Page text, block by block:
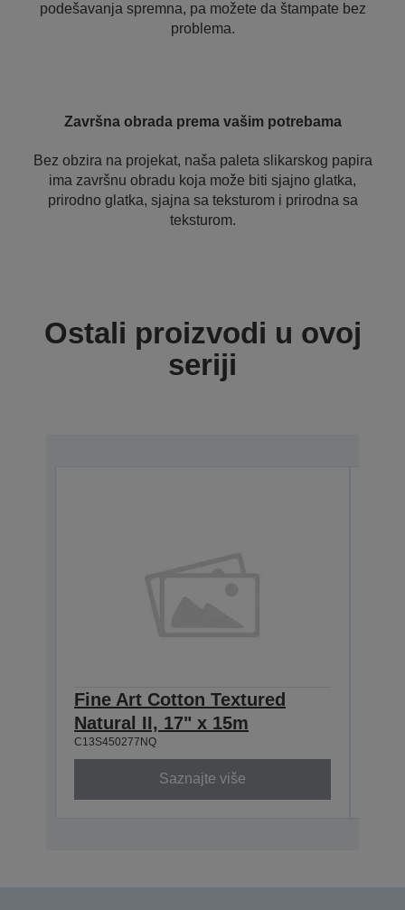
podešavanja spremna, pa možete da štampate bez
problema.
Završna obrada prema vašim potrebama
Bez obzira na projekat, naša paleta slikarskog papira
ima završnu obradu koja može biti sjajno glatka,
prirodno glatka, sjajna sa teksturom i prirodna sa
teksturom.
Ostali proizvodi u ovoj
seriji
Fine Art Cotton Textured
Natural II, 17" x 15m
C13S450277NQ
Saznajte više